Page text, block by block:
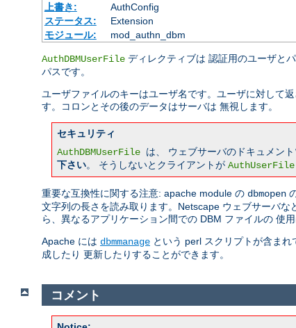
上書き:
AuthConfig
ステータス:
Extension
モジュール:
mod_authn_dbm
AuthDBMUserFile ディレクティブは 認証用のユーザと
パスです。
ユーザファイルのキーはユーザ名です。ユーザに対して
す。コロンとその後のデータはサーバは 無視します。
セキュリティ
AuthDBMUserFile は、 ウェブサーバのドキュメン
下さい。 そうしないとクライアントが AuthUserFile
重要な互換性に関する注意: apache module の dbmopen
文字列の長さを読み取ります。Netscape ウェブサーバ
ら、異なるアプリケーション間での DBM ファイルの 使
Apache には dbmmanage という perl スクリプトが含ま
成したり 更新したりすることができます。
コメント